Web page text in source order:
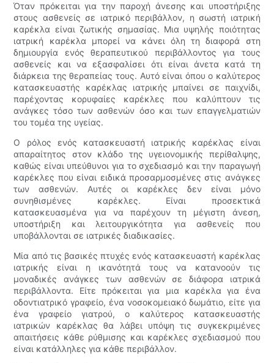
Όταν πρόκειται για την παροχή άνεσης και υποστήριξης
στους ασθενείς σε ιατρικό περιβάλλον, η σωστή ιατρική
καρέκλα είναι ζωτικής σημασίας. Μια υψηλής ποιότητας
ιατρική καρέκλα μπορεί να κάνει όλη τη διαφορά στη
δημιουργία ενός θεραπευτικού περιβάλλοντος για τους
ασθενείς και να εξασφαλίσει ότι είναι άνετα κατά τη
διάρκεια της θεραπείας τους. Αυτό είναι όπου ο καλύτερος
κατασκευαστής καρέκλας ιατρικής μπαίνει σε παιχνίδι,
παρέχοντας κορυφαίες καρέκλες που καλύπτουν τις
ανάγκες τόσο των ασθενών όσο και των επαγγελματιών
του τομέα της υγείας.
Ο ρόλος ενός κατασκευαστή ιατρικής καρέκλας είναι
απαραίτητος στον κλάδο της υγειονομικής περίθαλψης,
καθώς είναι υπεύθυνοι για το σχεδιασμό και την παραγωγή
καρέκλες που είναι ειδικά προσαρμοσμένες στις ανάγκες
των ασθενών. Αυτές οι καρέκλες δεν είναι μόνο
συνηθισμένες καρέκλες. Είναι προσεκτικά
κατασκευασμένα για να παρέχουν τη μέγιστη άνεση,
υποστήριξη και λειτουργικότητα για ασθενείς που
υποβάλλονται σε ιατρικές διαδικασίες.
Μία από τις βασικές πτυχές ενός κατασκευαστή καρέκλας
ιατρικής είναι η ικανότητά τους να κατανοούν τις
μοναδικές ανάγκες των ασθενών σε διάφορα ιατρικά
περιβάλλοντα. Είτε πρόκειται για μια καρέκλα για ένα
οδοντιατρικό γραφείο, ένα νοσοκομειακό δωμάτιο, είτε για
ένα γραφείο γιατρού, ο καλύτερος κατασκευαστής
ιατρικών καρέκλας θα λάβει υπόψη τις συγκεκριμένες
απαιτήσεις κάθε ρύθμισης και καρέκλες σχεδιασμού που
είναι κατάλληλες για κάθε περιβάλλον.